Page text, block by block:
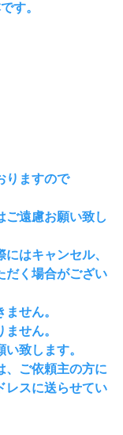
す。
りますので
ご遠慮お願い致し
はキャンセル、
だく場合がござい
せん。
せん。
致します。
、ご依頼主の方に
レスに送らせてい